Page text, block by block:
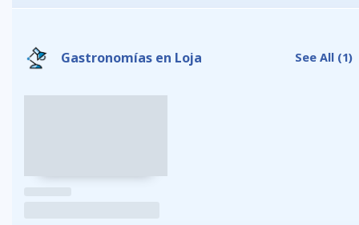
Gastronomías en Loja See All (1)